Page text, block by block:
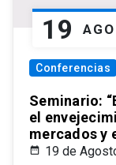
19 AGO
Conferencias
Seminario:
el
mercados y
19 de